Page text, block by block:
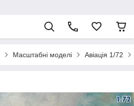
Масштабні моделі Авіація 1/72